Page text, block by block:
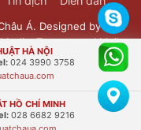
Á. Designed by Dịch
. Transported Mails
HÀ NỘI
024 3990 3758
HỒ CHÍ MINH
028 6682 9216